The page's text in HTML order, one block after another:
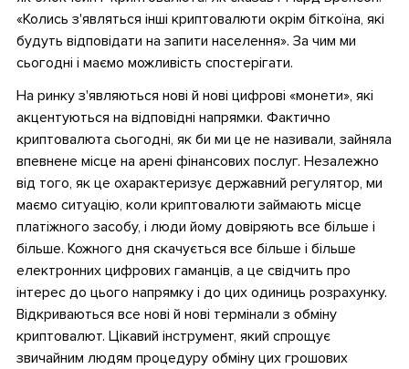
«Колись з'являться інші криптовалюти окрім біткоїна, які
будуть відповідати на запити населення». За чим ми
сьогодні і маємо можливість спостерігати.
На ринку з'являються нові й нові цифрові «монети», які
акцентуються на відповідні напрямки. Фактично
криптовалюта сьогодні, як би ми це не називали, зайняла
впевнене місце на арені фінансових послуг. Незалежно
від того, як це охарактеризує державний регулятор, ми
маємо ситуацію, коли криптовалюти займають місце
платіжного засобу, і люди йому довіряють все більше і
більше. Кожного дня скачується все більше і більше
електронних цифрових гаманців, а це свідчить про
інтерес до цього напрямку і до цих одиниць розрахунку.
Відкриваються все нові й нові термінали з обміну
криптовалют. Цікавий інструмент, який спрощує
звичайним людям процедуру обміну цих грошових